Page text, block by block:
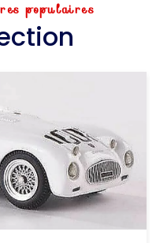
populaires